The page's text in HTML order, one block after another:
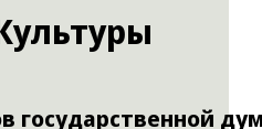
государственной